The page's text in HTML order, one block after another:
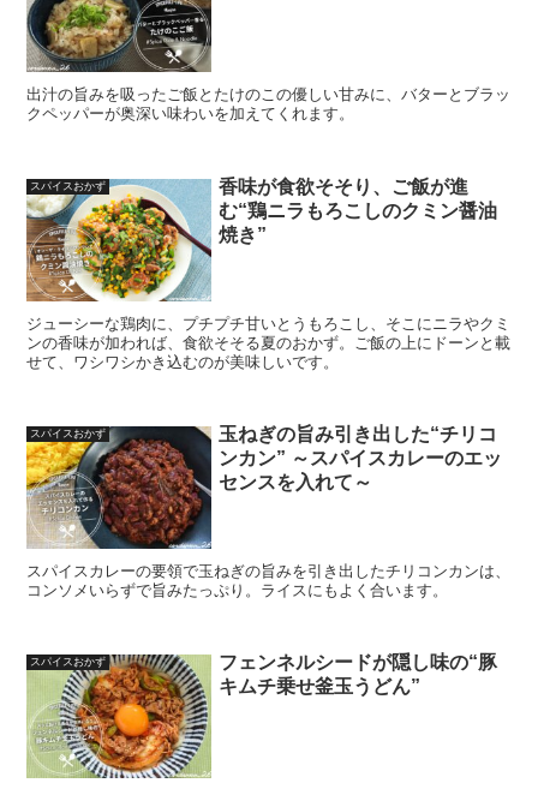
出汁の旨みを吸ったご飯とたけのこの優しい甘みに、バターとブラッ
クペッパーが奥深い味わいを加えてくれます。
スパイスおかず
香味が食欲そそり、ご飯が進
む“鶏ニラもろこしのクミン醤油
焼き”
ジューシーな鶏肉に、プチプチ甘いとうもろこし、そこにニラやクミ
ンの香味が加われば、食欲そそる夏のおかず。ご飯の上にドーンと載
せて、ワシワシかき込むのが美味しいです。
スパイスおかず
玉ねぎの旨み引き出した“チリコ
ンカン” ～スパイスカレーのエッ
センスを入れて～
スパイスカレーの要領で玉ねぎの旨みを引き出したチリコンカンは、
コンソメいらずで旨みたっぷり。ライスにもよく合います。
スパイスおかず
フェンネルシードが隠し味の“豚
キムチ乗せ釜玉うどん”